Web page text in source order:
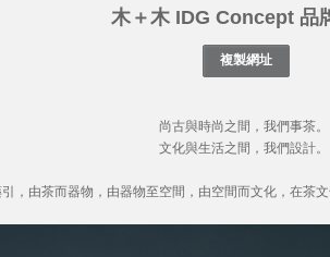
木＋木 IDG Concept 品
尚古與時尚之間，我們事茶。
文化與生活之間，我們設計。
，由茶而器物，由器物至空間，由空間而文化，在茶